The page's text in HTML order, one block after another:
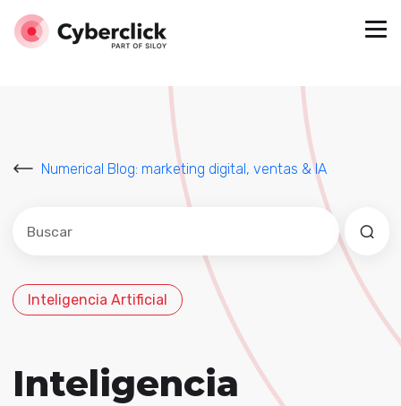
Numerical Blog: marketing digital, ventas & IA
Este es un campo de búsqueda con una función de
No hay sugerencias porque el campo de
Inteligencia Artificial
Inteligencia